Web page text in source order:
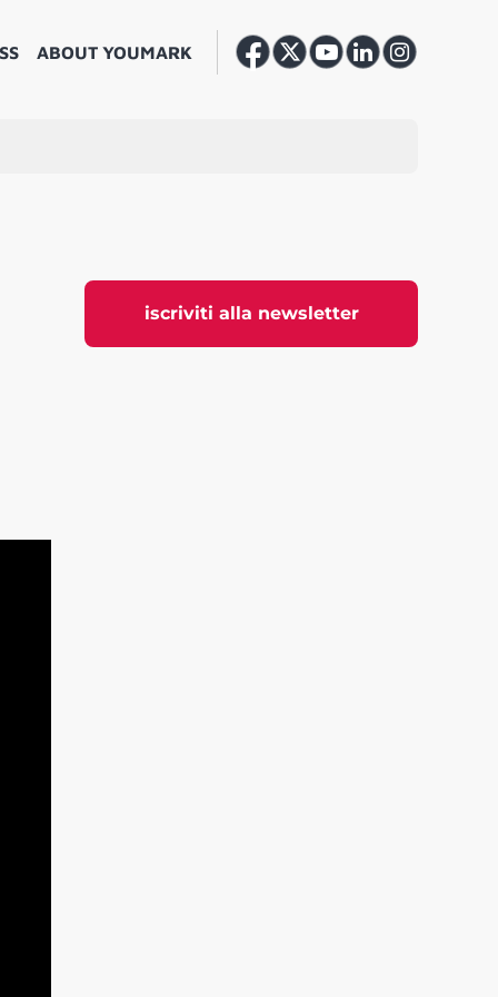
ABOUT YOUMARK
iscriviti alla newsletter